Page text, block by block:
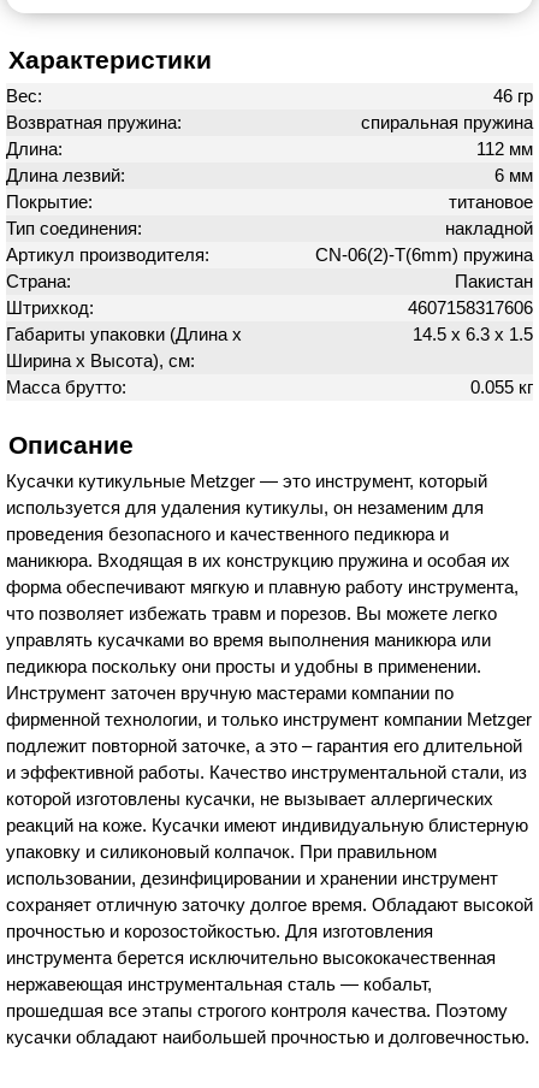
Характеристики
Вес:
46 гр
Возвратная пружина:
спиральная пружина
Длина:
112 мм
Длина лезвий:
6 мм
Покрытие:
титановое
Тип соединения:
накладной
Артикул производителя:
CN-06(2)-Т(6mm) пружина
Страна:
Пакистан
Штрихкод:
4607158317606
Габариты упаковки (Длина х
Ширина х Высота), см:
14.5 х 6.3 х 1.5
Масса брутто: 0.055 кг
Описание
Кусачки кутикульные Metzger — это инструмент, который
используется для удаления кутикулы, он незаменим для
проведения безопасного и качественного педикюра и
маникюра. Входящая в их конструкцию пружина и особая их
форма обеспечивают мягкую и плавную работу инструмента,
что позволяет избежать травм и порезов. Вы можете легко
управлять кусачками во время выполнения маникюра или
педикюра поскольку они просты и удобны в применении.
Инструмент заточен вручную мастерами компании по
фирменной технологии, и только инструмент компании Metzger
подлежит повторной заточке, а это – гарантия его длительной
и эффективной работы. Качество инструментальной стали, из
которой изготовлены кусачки, не вызывает аллергических
реакций на коже. Кусачки имеют индивидуальную блистерную
упаковку и силиконовый колпачок. При правильном
использовании, дезинфицировании и хранении инструмент
сохраняет отличную заточку долгое время. Обладают высокой
прочностью и корозостойкостью. Для изготовления
инструмента берется исключительно высококачественная
нержавеющая инструментальная сталь — кобальт,
прошедшая все этапы строгого контроля качества. Поэтому
кусачки обладают наибольшей прочностью и долговечностью.